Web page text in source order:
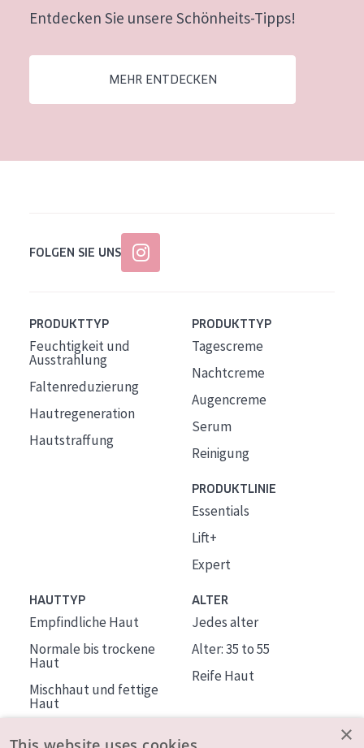
Jedes alter
Entdecken Sie unsere Schönheits-Tipps!
MEHR ENTDECKEN
FOLGEN SIE UNS
PRODUKTTYP
Feuchtigkeit und
Ausstrahlung
Faltenreduzierung
Hautregeneration
Hautstraffung
PRODUKTTYP
Tagescreme
Nachtcreme
Augencreme
Serum
Reinigung
PRODUKTLINIE
Essentials
Lift+
Expert
HAUTTYP
Empfindliche Haut
Normale bis trockene
Haut
Mischhaut und fettige
Haut
ALTER
Jedes alter
Alter: 35 to 55
Reife Haut
×